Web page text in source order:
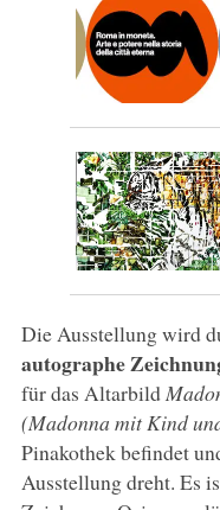
Die Ausstellung wird
autographe
für das Altarbild
(Madonna mit Kind
Pinakothek befindet
Ausstellung dreht. Es